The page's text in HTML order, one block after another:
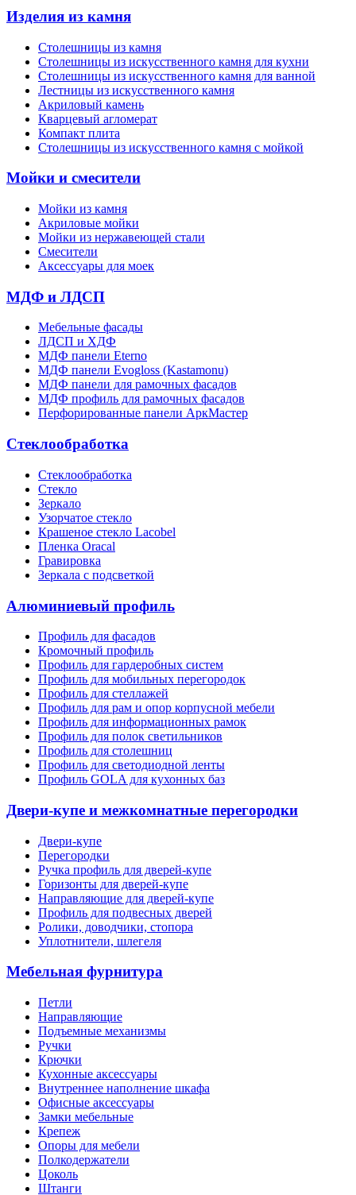
Изделия из камня
Столешницы из камня
Cтолешницы из искусственного камня для кухни
Cтолешницы из искусственного камня для ванной
Лестницы из искусственного камня
Акриловый камень
Кварцевый агломерат
Компакт плита
Столешницы из искусственного камня с мойкой
Мойки и смесители
Мойки из камня
Акриловые мойки
Мойки из нержавеющей стали
Смесители
Аксессуары для моек
МДФ и ЛДСП
Мебельные фасады
ЛДСП и ХДФ
МДФ панели Eterno
МДФ панели Evogloss (Kastamonu)
МДФ панели для рамочных фасадов
МДФ профиль для рамочных фасадов
Перфорированные панели АркМастер
Стеклообработка
Стеклообработка
Стекло
Зеркало
Узорчатое стекло
Крашеное стекло Lacobel
Пленка Oracal
Гравировка
Зеркала с подсветкой
Алюминиевый профиль
Профиль для фасадов
Кромочный профиль
Профиль для гардеробных систем
Профиль для мобильных перегородок
Профиль для стеллажей
Профиль для рам и опор корпусной мебели
Профиль для информационных рамок
Профиль для полок светильников
Профиль для столешниц
Профиль для светодиодной ленты
Профиль GOLA для кухонных баз
Двери-купе и межкомнатные перегородки
Двери-купе
Перегородки
Ручка профиль для дверей-купе
Горизонты для дверей-купе
Направляющие для дверей-купе
Профиль для подвесных дверей
Ролики, доводчики, стопора
Уплотнители, шлегеля
Мебельная фурнитура
Петли
Направляющие
Подъемные механизмы
Ручки
Крючки
Кухонные аксессуары
Внутреннее наполнение шкафа
Офисные аксессуары
Замки мебельные
Крепеж
Опоры для мебели
Полкодержатели
Цоколь
Штанги